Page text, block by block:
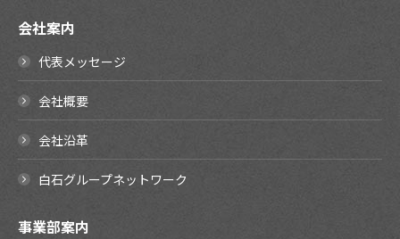
会社案内
代表メッセージ
会社概要
会社沿革
白石グループネットワーク
事業部案内